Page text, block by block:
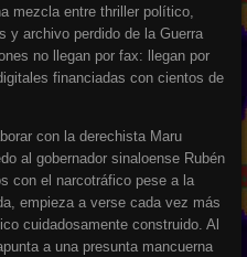
mezcla entre thriller político,
y archivo perdido de la Guerra
no llegan por fax: llegan por
financiadas con cientos de
con la derechista Maru
al gobernador sinaloense Rubén
con el narcotráfico pese a la
empieza a verse cada vez más
cuidadosamente construido. Al
a una presunta mancuerna